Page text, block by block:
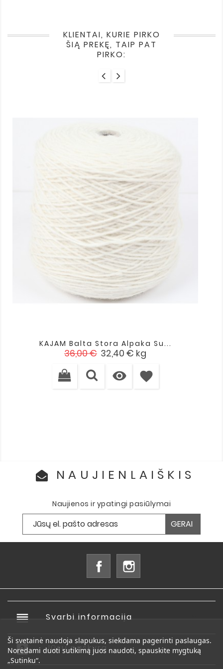
KLIENTAI, KURIE PIRKO
ŠIĄ PREKĘ, TAIP PAT
PIRKO:
KAJAM Balta Stora Alpaka Su...
Įprasta
36,00 € Kaina
32,40 € kg
 favorite
NAUJIENLAIŠKIS
Naujienos ir ypatingi pasiūlymai
Facebook
reorder Svarbi informacija
account_box Jūsų paskyra 
Ši svetainė naudoja slapukus, siekdama pagerinti paslaugas.
Norėdami duoti sutikimą juos naudoti, spauskite mygtuką
„Sutinku“.